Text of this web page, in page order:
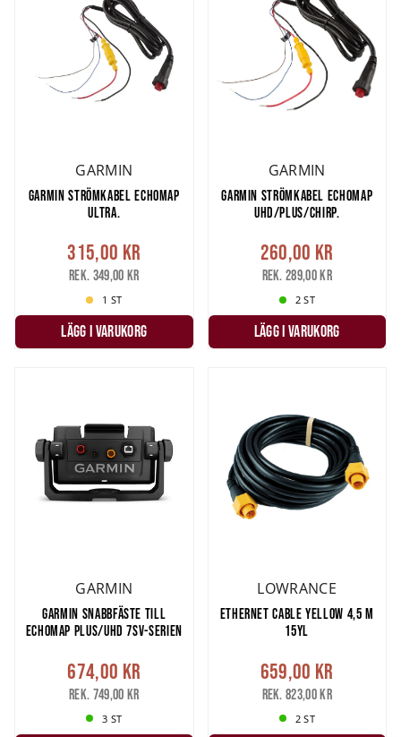
GARMIN
GARMIN STRÖMKABEL ECHOMAP
ULTRA.
315,00 kr
Rek. 349,00 kr
1 ST
LÄGG I VARUKORG
GARMIN
GARMIN STRÖMKABEL ECHOMAP
UHD/PLUS/CHIRP.
260,00 kr
Rek. 289,00 kr
2 ST
LÄGG I VARUKORG
GARMIN
GARMIN SNABBFÄSTE TILL
ECHOMAP PLUS/UHD 7SV-SERIEN
674,00 kr
Rek. 749,00 kr
3 ST
LOWRANCE
ETHERNET CABLE YELLOW 4,5 M
15YL
659,00 kr
Rek. 823,00 kr
2 ST